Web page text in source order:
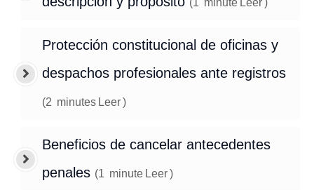
(1 minute Leer)
Protección constitucional de oficinas y
despachos profesionales ante registros
(2 minutes Leer)
Beneficios de cancelar antecedentes
penales (1 minute Leer)